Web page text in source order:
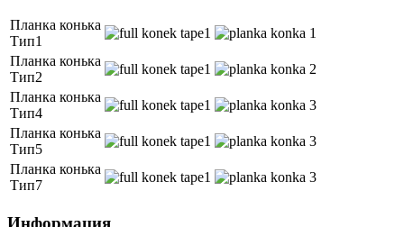
Планка конька
Тип1
Планка конька
Тип2
Планка конька
Тип4
Планка конька
Тип5
Планка конька
Тип7
Информация